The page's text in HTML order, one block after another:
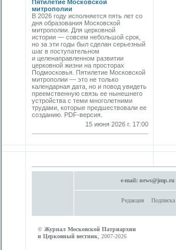
Пятилетие Московской
митрополии
В 2026 году исполняется пять лет со
дня образования Московской
митрополии. Для церковной
истории — совсем небольшой срок,
но за эти годы был сделан серьезный
шаг в поступательном
и целенаправленном развитии
церковной жизни на просторах
Подмосковья. Пятилетие Московской
митрополии — это не только
календарная дата, но и повод увидеть
преемственную связь ее нынешнего
устройства с теми многолетними
трудами, которые предшествовали ее
созданию. PDF-версия.
15 июня 2026 г. 17:00
e-mail: news@jmp.ru
Редакция Подписка
© Журнал Московской Патриархии
и Церковный вестник , 2007-2026